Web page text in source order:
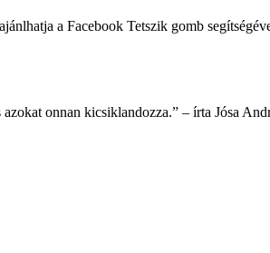
a Facebook Tetszik gomb
onnan kicsiklandozza.” – írta Jósa